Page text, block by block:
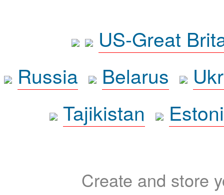
US-Great
Russia
Belarus
Tajikistan
Create and store